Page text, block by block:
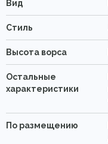
Вид
Стиль
Высота ворса
Остальные
характеристики
По размещению